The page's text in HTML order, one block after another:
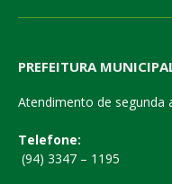
PREFEITURA
Atendimento de segunda
Telefone:
(94) 3347 – 1195